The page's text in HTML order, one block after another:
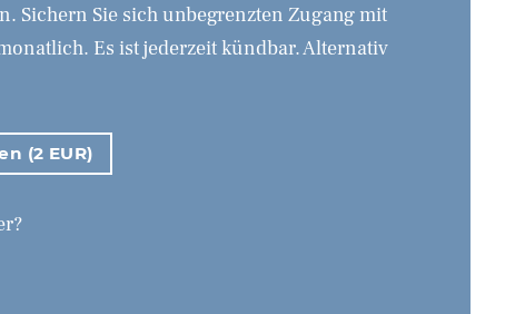
Sichern Sie sich unbegrenzten Zugang mit
Es ist jederzeit kündbar. Alternativ
(2 EUR)